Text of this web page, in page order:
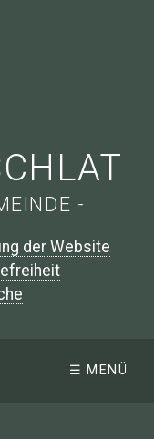
-
der Website
☰ MENÜ